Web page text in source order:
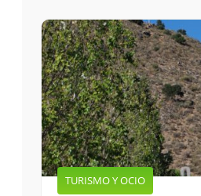
TURISMO Y OCIO